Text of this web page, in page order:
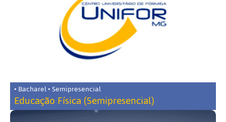
• Bacharel • Semipresencial
Educação Física (Semipresencial)